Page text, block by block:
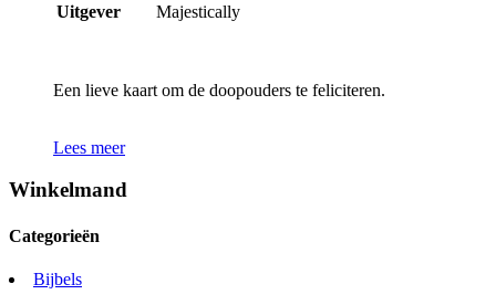
Uitgever Majestically
Een lieve kaart om de doopouders te feliciteren.
Lees meer
Winkelmand
Categorieën
Bijbels